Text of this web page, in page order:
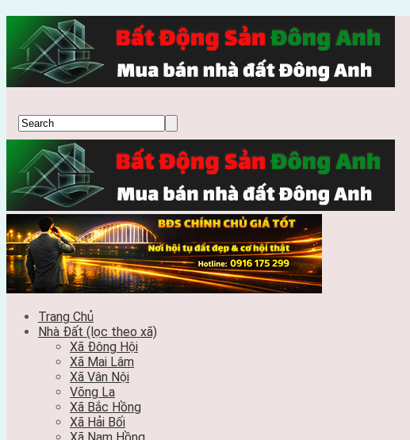
Trang Chủ
Nhà Đất (lọc theo xã)
Xã Đông Hội
Xã Mai Lâm
Xã Vân Nội
Võng La
Xã Bắc Hồng
Xã Hải Bối